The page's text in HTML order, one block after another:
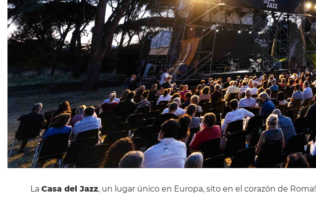
La Casa del Jazz, un lugar único en Europa, sito en el corazón de Roma!